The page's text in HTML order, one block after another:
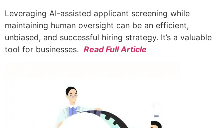
Leveraging AI-assisted applicant screening while
maintaining human oversight can be an efficient,
unbiased, and successful hiring strategy. It’s a valuable
tool for businesses. Read Full Article